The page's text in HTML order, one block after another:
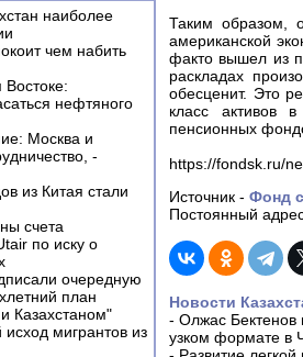
наиболее
чем набить
нефтяного
Москва и
-
из Китая стали
счета
по иску о
очередную
план
Казахстаном"
мигрантов из
Таким образом,
американской
факто вышел из
раскладах
обесценит. Это
класс активов
пенсионных
https://fondsk.ru/
Источник - Фонд
Постоянный
Новости
- Олжас Бектенов
узком формате в